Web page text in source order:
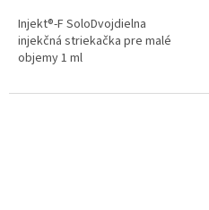
Injekt®-F SoloDvojdielna
injekčná striekačka pre malé
objemy 1 ml